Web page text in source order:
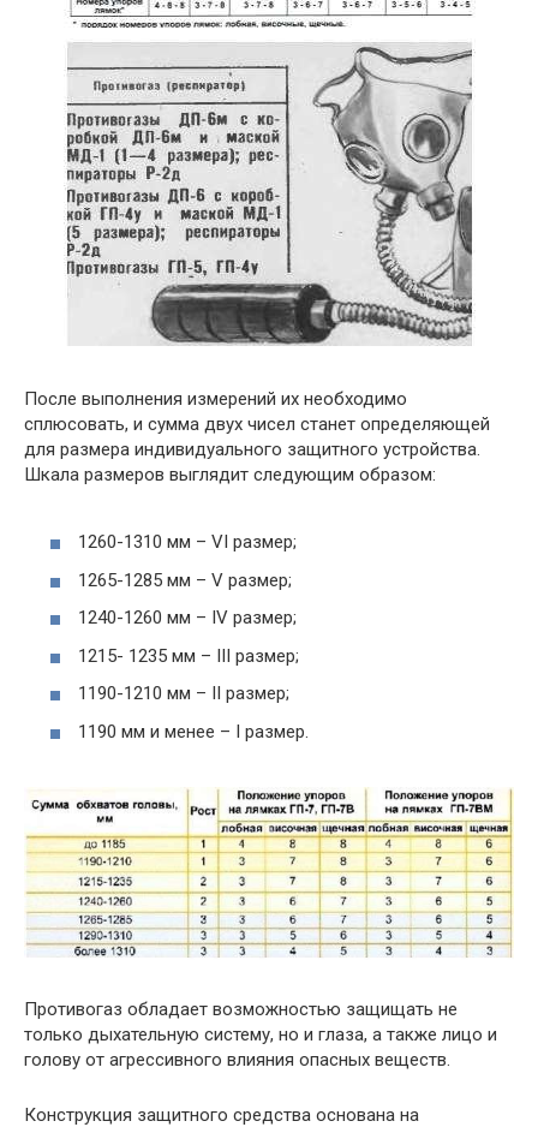
После выполнения измерений их необходимо
сплюсовать, и сумма двух чисел станет определяющей
для размера индивидуального защитного устройства.
Шкала размеров выглядит следующим образом:
1260-1310 мм – VI размер;
1265-1285 мм – V размер;
1240-1260 мм – IV размер;
1215- 1235 мм – III размер;
1190-1210 мм – II размер;
1190 мм и менее – I размер.
Противогаз обладает возможностью защищать не
только дыхательную систему, но и глаза, а также лицо и
голову от агрессивного влияния опасных веществ.
Конструкция защитного средства основана на